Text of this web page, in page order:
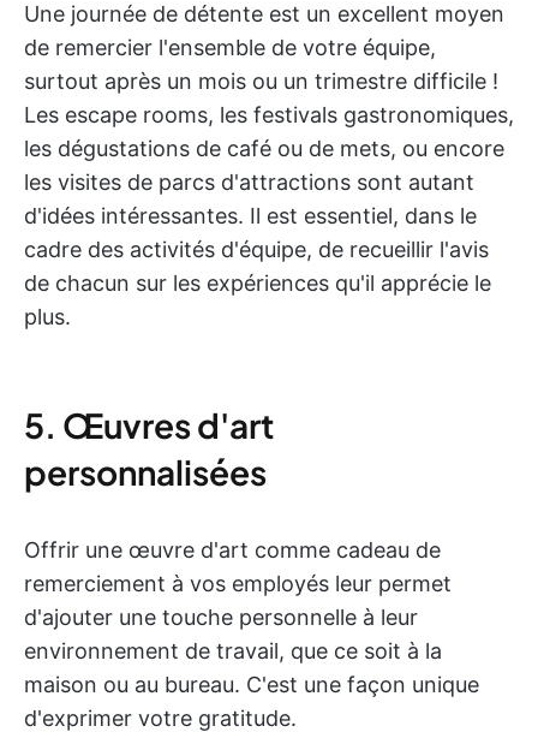
Une journée de détente est un excellent moyen
de remercier l'ensemble de votre équipe,
surtout après un mois ou un trimestre difficile !
Les escape rooms, les festivals gastronomiques,
les dégustations de café ou de mets, ou encore
les visites de parcs d'attractions sont autant
d'idées intéressantes. Il est essentiel, dans le
cadre des activités d'équipe, de recueillir l'avis
de chacun sur les expériences qu'il apprécie le
plus.
5. Œuvres d'art
personnalisées
Offrir une œuvre d'art comme cadeau de
remerciement à vos employés leur permet
d'ajouter une touche personnelle à leur
environnement de travail, que ce soit à la
maison ou au bureau. C'est une façon unique
d'exprimer votre gratitude.